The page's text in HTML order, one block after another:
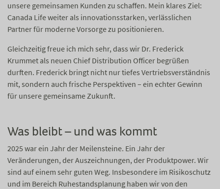
unsere gemeinsamen Kunden zu schaffen. Mein klares Ziel:
Canada Life weiter als innovationsstarken, verlässlichen
Partner für moderne Vorsorge zu positionieren.
Gleichzeitig freue ich mich sehr, dass wir Dr. Frederick
Krummet als neuen Chief Distribution Officer begrüßen
durften. Frederick bringt nicht nur tiefes Vertriebsverständnis
mit, sondern auch frische Perspektiven – ein echter Gewinn
für unsere gemeinsame Zukunft.
Was bleibt – und was kommt
2025 war ein Jahr der Meilensteine. Ein Jahr der
Veränderungen, der Auszeichnungen, der Produktpower. Wir
sind auf einem sehr guten Weg. Insbesondere im Risikoschutz
und im Bereich Ruhestandsplanung haben wir von den